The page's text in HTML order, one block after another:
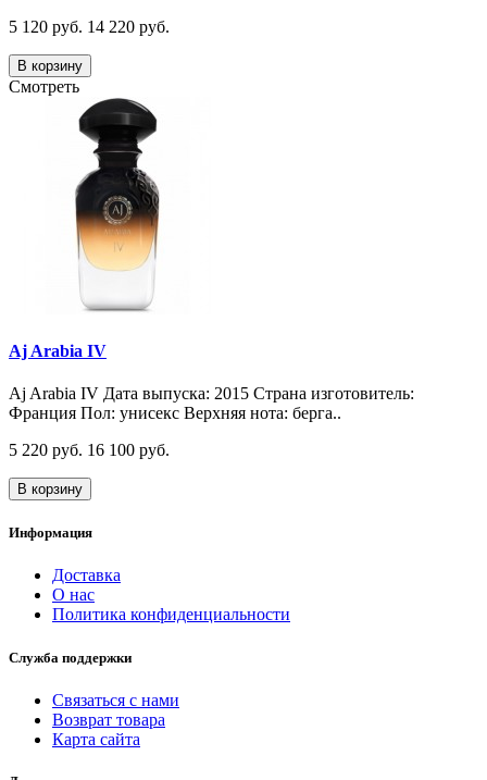
5 120 руб. 14 220 руб.
В корзину
Смотреть
Aj Arabia IV
Aj Arabia IV Дата выпуска: 2015 Страна изготовитель:
Франция Пол: унисекс Верхняя нота: берга..
5 220 руб. 16 100 руб.
В корзину
Информация
Доставка
О нас
Политика конфиденциальности
Служба поддержки
Связаться с нами
Возврат товара
Карта сайта